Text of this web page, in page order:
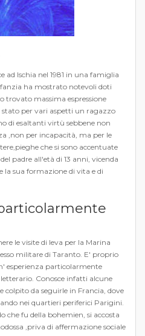
ad Ischia nel 1981 in una famiglia
ha mostrato notevoli doti
trovato massima espressione
per vari aspetti un ragazzo
di esaltanti virtù sebbene non
,non per incapacità, ma per le
che si sono accentuate
padre all'età di 13 anni, vicenda
la sua formazione di vita e di
le visite di leva per la Marina
militare di Taranto. E' proprio
esperienza particolarmente
Conosce infatti alcune
colpito da seguirle in Francia, dove
nei quartieri periferici Parigini.
che fu della bohemien, si accosta
,priva di affermazione sociale